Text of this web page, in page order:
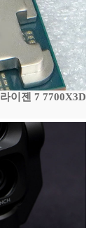
이젠 7 7700X3D